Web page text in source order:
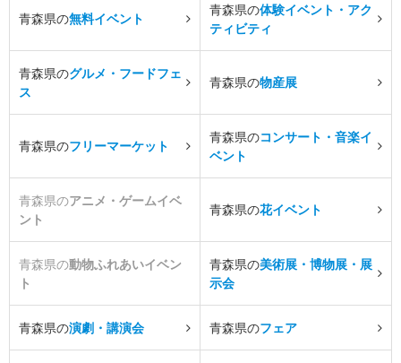
青森県の無料イベント
青森県の体験イベント・アク
ティビティ
青森県のグルメ・フードフェ
ス
青森県の物産展
青森県のフリーマーケット
青森県のコンサート・音楽イ
ベント
青森県のアニメ・ゲームイベ
ント
青森県の花イベント
青森県の動物ふれあいイベン
ト
青森県の美術展・博物展・展
示会
青森県の演劇・講演会 青森県のフェア